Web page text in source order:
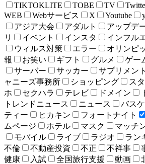
TIKTOKLITE
TOBE TV
WEB
Webサービス X Youtube
アジア大会
アダルト アップデ
リ
イベント インスタ インフル
ウィルス対策
エラー オリンピ
報
お笑い ギフト グルメ ゲー
サーバー
サッカー サプリメント
ャニーズ事務所
ショッピング ス
ホ
セクハラ テレビ ドメイン
トレンドニュース
ニュース バス
ティー
ヒカキン フォートナイト
ムページ
ホテル マスク マッチ
モバイル
ライブ ラジオ ラン
不倫
不動産投資 不正 不祥事
健康
入試 全国旅行支援 動画